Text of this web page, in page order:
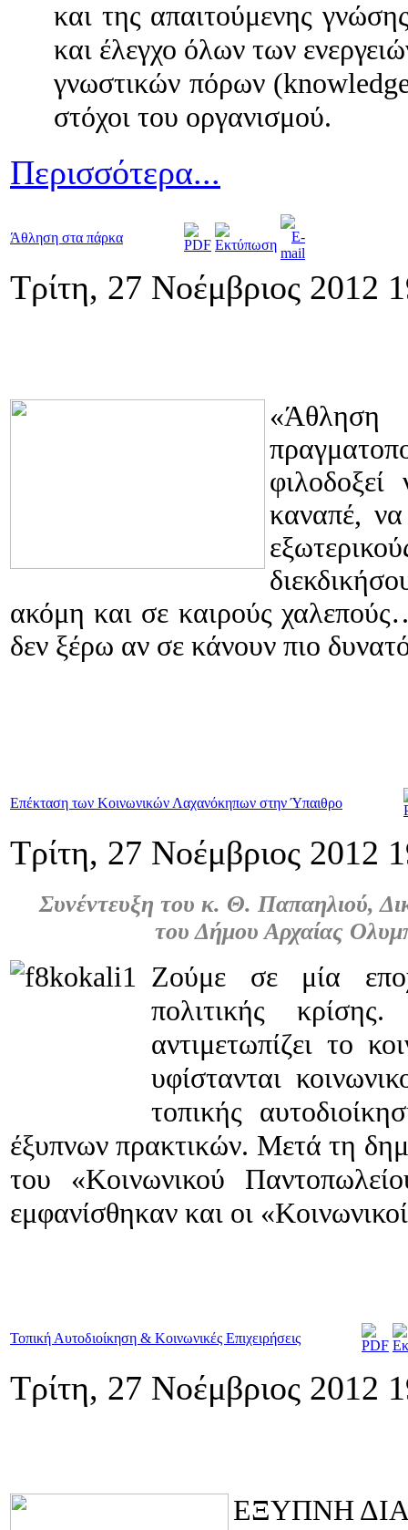
και της απαιτούμενης
και έλεγχο όλων των
γνωστικών πόρων (
στόχοι του οργανισμού.
Περισσότερα...
Άθληση στα πάρκα
Τρίτη, 27 Νοέμβριος 2012
«Άθληση
καναπέ,
ακόμη και σε καιρούς
δεν ξέρω αν σε κάνουν πιο
Επέκταση των Κοινωνικών Λαχανόκηπων στην Ύπαιθρο
Τρίτη, 27 Νοέμβριος 2012
Συνέντευξη του κ. Θ. Παπαηλιού,
του Δήμου Αρχαίας
Ζούμε σε μία
πολιτικής
αντιμετωπίζει το
υφίστανται
τοπικής
έξυπνων πρακτικών. Μετά τη
του «Κοινωνικού
εμφανίσθηκαν και οι
Τοπική Αυτοδιοίκηση & Κοινωνικές Επιχειρήσεις
Τρίτη, 27 Νοέμβριος 2012
ΕΞΥΠΝΗ